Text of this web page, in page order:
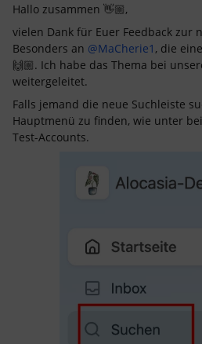
Hallo zusammen 👋🏼,
vielen Dank für Euer Feedback zur
Besonders an @MaCherie1 , die
🙌🏼. Ich habe das Thema bei
weitergeleitet.
Falls jemand die neue Suchleiste
Hauptmenü zu finden, wie unter
Test-Accounts.